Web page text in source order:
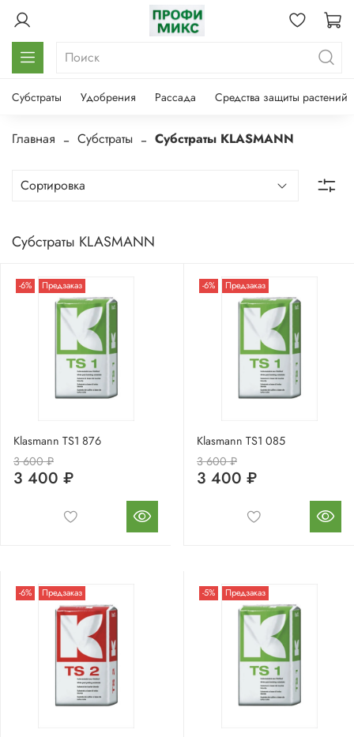
Субстраты Удобрения Рассада Средства защиты растений
Главная Субстраты Субстраты KLASMANN
Субстраты KLASMANN
-6% Предзаказ
Klasmann TS1 876
3 600 ₽
3 400 ₽
-6% Предзаказ
Klasmann TS1 085
3 600 ₽
3 400 ₽
-6% Предзаказ -5% Предзаказ